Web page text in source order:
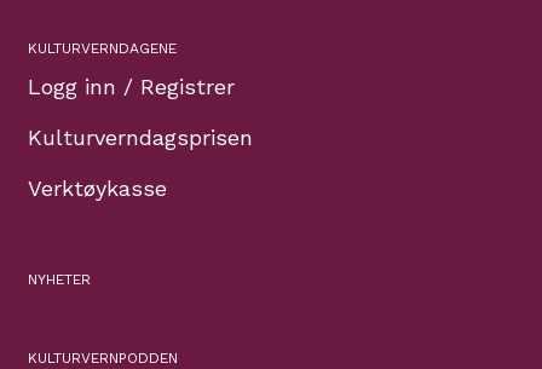
KULTURVERNDAGENE
Logg inn / Registrer
Kulturverndagsprisen
Verktøykasse
NYHETER
KULTURVERNPODDEN